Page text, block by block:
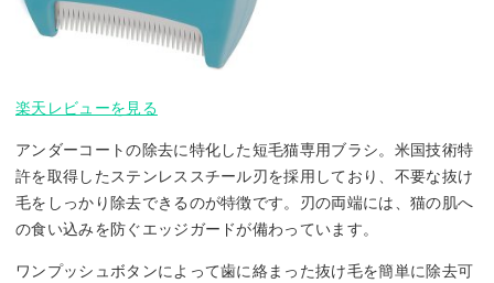
楽天レビューを見る
アンダーコートの除去に特化した短毛猫専用ブラシ。米国技術特
許を取得したステンレススチール刃を採用しており、不要な抜け
毛をしっかり除去できるのが特徴です。刃の両端には、猫の肌へ
の食い込みを防ぐエッジガードが備わっています。
ワンプッシュボタンによって歯に絡まった抜け毛を簡単に除去可